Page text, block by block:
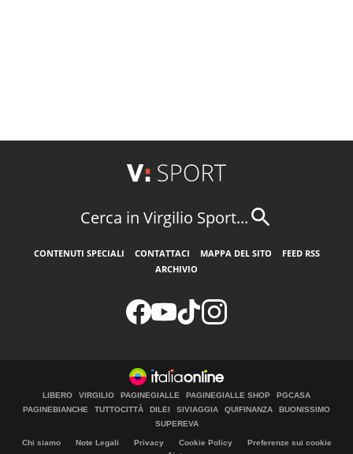
Cerca in Virgilio Sport...
CONTENUTI SPECIALI CONTATTACI MAPPA DEL SITO
FEED RSS
ARCHIVIO
LIBERO VIRGILIO PAGINEGIALLE PAGINEGIALLE SHOP
PGCASA
PAGINEBIANCHE
TUTTOCITTÀ DILEI SIVIAGGIA QUIFINANZA
BUONISSIMO
SUPEREVA
Chi siamo Note Legali Privacy Cookie Policy
Preferenze sui cookie